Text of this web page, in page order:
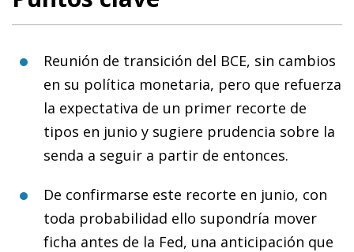
Reunión de transición del BCE, sin cambios
en su política monetaria, pero que refuerza
la expectativa de un primer recorte de
tipos en junio y sugiere prudencia sobre la
senda a seguir a partir de entonces.
De confirmarse este recorte en junio, con
toda probabilidad ello supondría mover
ficha antes de la Fed, una anticipación que